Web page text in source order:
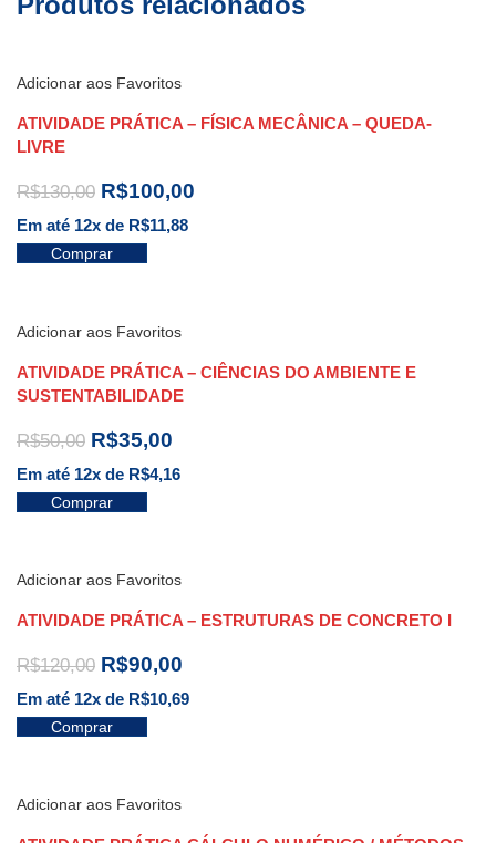
Adicionar aos Favoritos
ATIVIDADE PRÁTICA – FÍSICA MECÂNICA – QUEDA-
LIVRE
R$130,00 R$100,00
Em até 12x de R$11,88
Comprar
Adicionar aos Favoritos
ATIVIDADE PRÁTICA – CIÊNCIAS DO AMBIENTE E
SUSTENTABILIDADE
R$50,00 R$35,00
Em até 12x de R$4,16
Comprar
Adicionar aos Favoritos
ATIVIDADE PRÁTICA – ESTRUTURAS DE CONCRETO I
R$120,00 R$90,00
Em até 12x de R$10,69
Comprar
Adicionar aos Favoritos